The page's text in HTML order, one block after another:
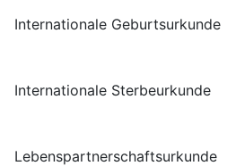
Internationale Geburtsurkunde
Internationale Sterbeurkunde
Lebenspartnerschaftsurkunde